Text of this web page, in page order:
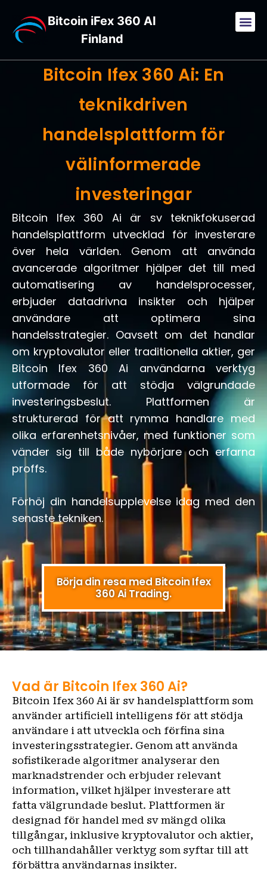
Bitcoin iFex 360 AI
Finland
Bitcoin Ifex 360 Ai: En
teknikdriven
handelsplattform för
välinformerade
investeringar
Bitcoin Ifex 360 Ai är sv teknikfokuserad
handelsplattform utvecklad för investerare
över hela världen. Genom att använda
avancerade algoritmer hjälper det till med
automatisering av handelsprocesser,
erbjuder datadrivna insikter och hjälper
användare att optimera sina
handelsstrategier. Oavsett om det handlar
om kryptovalutor eller traditionella aktier, ger
Bitcoin Ifex 360 Ai användarna verktyg
utformade för att stödja välgrundade
investeringsbeslut. Plattformen är
strukturerad för att rymma handlare med
olika erfarenhetsnivåer, med funktioner som
vänder sig till både nybörjare och erfarna
proffs.
Förhöj din handelsupplevelse idag med den
senaste tekniken.
Börja din resa med Bitcoin Ifex
360 Ai Trading.
Vad är Bitcoin Ifex 360 Ai?
Bitcoin Ifex 360 Ai är sv handelsplattform som
använder artificiell intelligens för att stödja
användare i att utveckla och förfina sina
investeringsstrategier. Genom att använda
sofistikerade algoritmer analyserar den
marknadstrender och erbjuder relevant
information, vilket hjälper investerare att
fatta välgrundade beslut. Plattformen är
designad för handel med sv mängd olika
tillgångar, inklusive kryptovalutor och aktier,
och tillhandahåller verktyg som syftar till att
förbättra användarnas insikter.